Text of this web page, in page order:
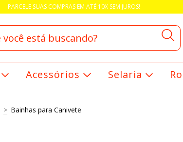
PARCELE SUAS COMPRAS EM ATÉ 10X SEM JUROS!
Acessórios Selaria
> Bainhas para Canivete